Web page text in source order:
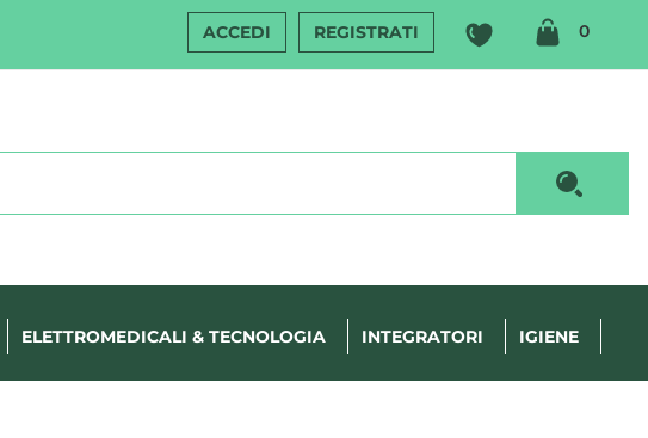
ACCEDI REGISTRATI 0
ELETTROMEDICALI & TECNOLOGIA INTEGRATORI IGIENE